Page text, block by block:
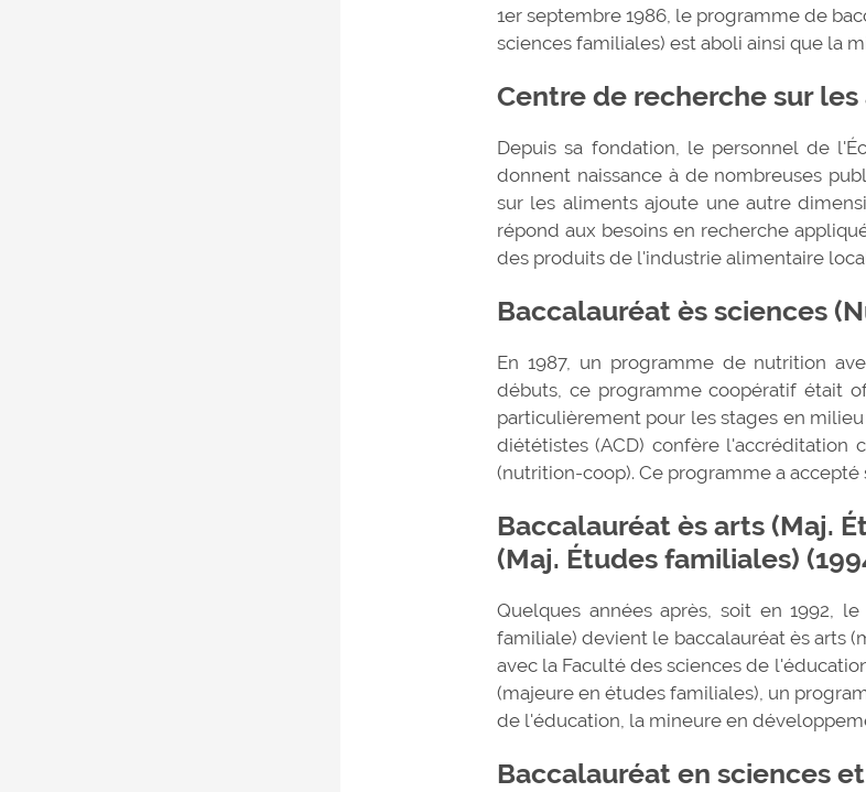
1er septembre 1986, le programme de
sciences familiales) est aboli ainsi que la
Centre de recherche sur les
Depuis sa fondation, le personnel de
donnent naissance à de nombreuses
sur les aliments ajoute une autre
répond aux besoins en recherche
des produits de l'industrie alimentaire
Baccalauréat ès sciences
En 1987, un programme de nutrition
débuts, ce programme coopératif était
particulièrement pour les stages en
diététistes (ACD) confère l'accréditation
(nutrition-coop). Ce programme a accepté
Baccalauréat ès arts (Maj.
(Maj. Études familiales)
Quelques années après, soit en 1992,
familiale) devient le baccalauréat ès arts
avec la Faculté des sciences de
(majeure en études familiales), un
de l'éducation, la mineure en
Baccalauréat en sciences